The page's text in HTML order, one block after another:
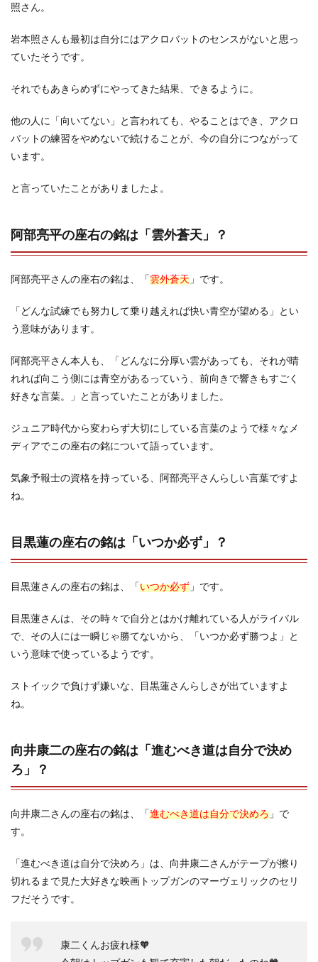
照さん。
岩本照さんも最初は自分にはアクロバットのセンスがないと思っ
ていたそうです。
それでもあきらめずにやってきた結果、できるように。
他の人に「向いてない」と言われても、やることはでき、アクロ
バットの練習をやめないで続けることが、今の自分につながって
います。
と言っていたことがありましたよ。
阿部亮平の座右の銘は「雲外蒼天」？
阿部亮平さんの座右の銘は、「雲外蒼天 」です。
「どんな試練でも努力して乗り越えれば快い青空が望める」とい
う意味があります。
阿部亮平さん本人も、「どんなに分厚い雲があっても、それが晴
れれば向こう側には青空があるっていう、前向きで響きもすごく
好きな言葉。」と言っていたことがありました。
ジュニア時代から変わらず大切にしている言葉のようで様々なメ
ディアでこの座右の銘について語っています。
気象予報士の資格を持っている、阿部亮平さんらしい言葉ですよ
ね。
目黒蓮の座右の銘は「いつか必ず」？
目黒蓮さんの座右の銘は、「いつか必ず 」です。
目黒蓮さんは、その時々で自分とはかけ離れている人がライバル
で、その人には一瞬じゃ勝てないから、「いつか必ず勝つよ」と
いう意味で使っているようです。
ストイックで負けず嫌いな、目黒蓮さんらしさが出ていますよ
ね。
向井康二の座右の銘は「進むべき道は自分で決め
ろ」？
向井康二さんの座右の銘は、「進むべき道は自分で決めろ 」で
す。
「進むべき道は自分で決めろ」は、向井康二さんがテープが擦り
切れるまで見た大好きな映画トップガンのマーヴェリックのセリ
フだそうです。
康二くんお疲れ様🧡